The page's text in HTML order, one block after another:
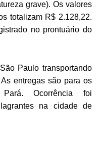
grave). Os valores
totalizam R$ 2.128,22.
no prontuário do
Paulo transportando
entregas são para os
Ocorrência foi
na cidade de